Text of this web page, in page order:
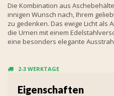
Die Kombination aus
innigen Wunsch nach, Ihrem
zu gedenken. Das ewige Licht als
die Urnen mit einem
eine besonders elegante
2-3 WERKTAGE
Eigenschaften